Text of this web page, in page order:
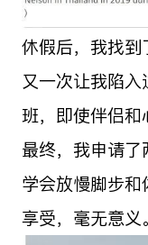
休假后，我找到
又一次让我陷
班，即使伴侣和
最终，我申请
学会放慢脚步
享受，毫无意义。